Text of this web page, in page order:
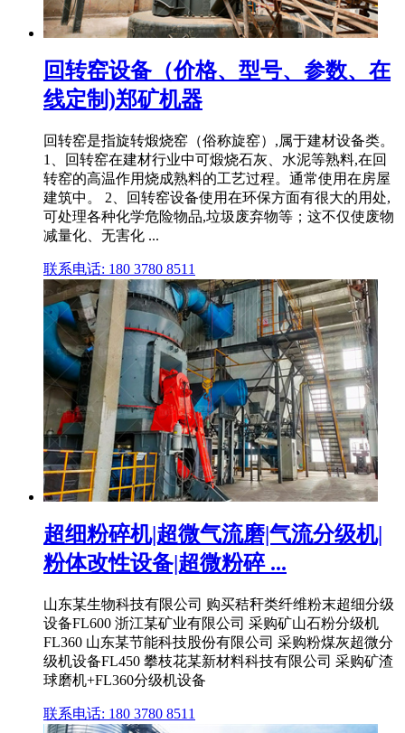
回转窑设备（价格、型号、参数、在
线定制)郑矿机器
回转窑是指旋转煅烧窑（俗称旋窑）,属于建材设备类。
1、回转窑在建材行业中可煅烧石灰、水泥等熟料,在回
转窑的高温作用烧成熟料的工艺过程。通常使用在房屋
建筑中。 2、回转窑设备使用在环保方面有很大的用处,
可处理各种化学危险物品,垃圾废弃物等；这不仅使废物
减量化、无害化 ...
联系电话: 180 3780 8511
超细粉碎机|超微气流磨|气流分级机|
粉体改性设备|超微粉碎 ...
山东某生物科技有限公司 购买秸秆类纤维粉末超细分级
设备FL600 浙江某矿业有限公司 采购矿山石粉分级机
FL360 山东某节能科技股份有限公司 采购粉煤灰超微分
级机设备FL450 攀枝花某新材料科技有限公司 采购矿渣
球磨机+FL360分级机设备
联系电话: 180 3780 8511